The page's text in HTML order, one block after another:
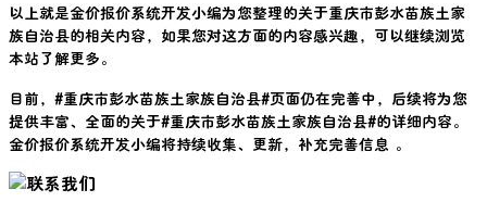
以上就是金价报价系统开发小编为您整理的关于重庆市彭水苗族土家
族自治县的相关内容，如果您对这方面的内容感兴趣，可以继续浏览
本站了解更多。
目前，#重庆市彭水苗族土家族自治县#页面仍在完善中，后续将为您
提供丰富、全面的关于#重庆市彭水苗族土家族自治县#的详细内容。
金价报价系统开发小编将持续收集、更新，补充完善信息 。